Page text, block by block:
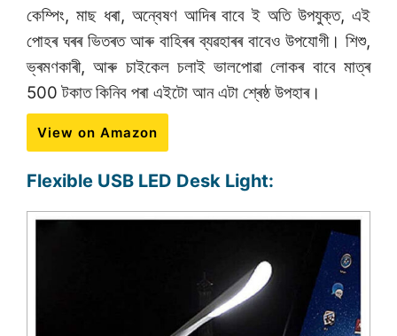
কেম্পিং, মাছ ধৰা, অন্বেষণ আদিৰ বাবে ই অতি উপযুক্ত, এই
পোহৰ ঘৰৰ ভিতৰত আৰু বাহিৰৰ ব্যৱহাৰৰ বাবেও উপযোগী। শিশু,
ভ্ৰমণকাৰী, আৰু চাইকেল চলাই ভালপোৱা লোকৰ বাবে মাত্ৰ
500 টকাত কিনিব পৰা এইটো আন এটা শ্ৰেষ্ঠ উপহাৰ।
View on Amazon
Flexible USB LED Desk Light: